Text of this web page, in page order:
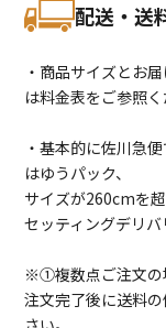
配送・送
・商品サイズとお
は料金表をご参照く
・基本的に佐川急
はゆうパック、
サイズが260cmを
セッティングデリバ
※①複数点ご注文の
注文完了後に送料